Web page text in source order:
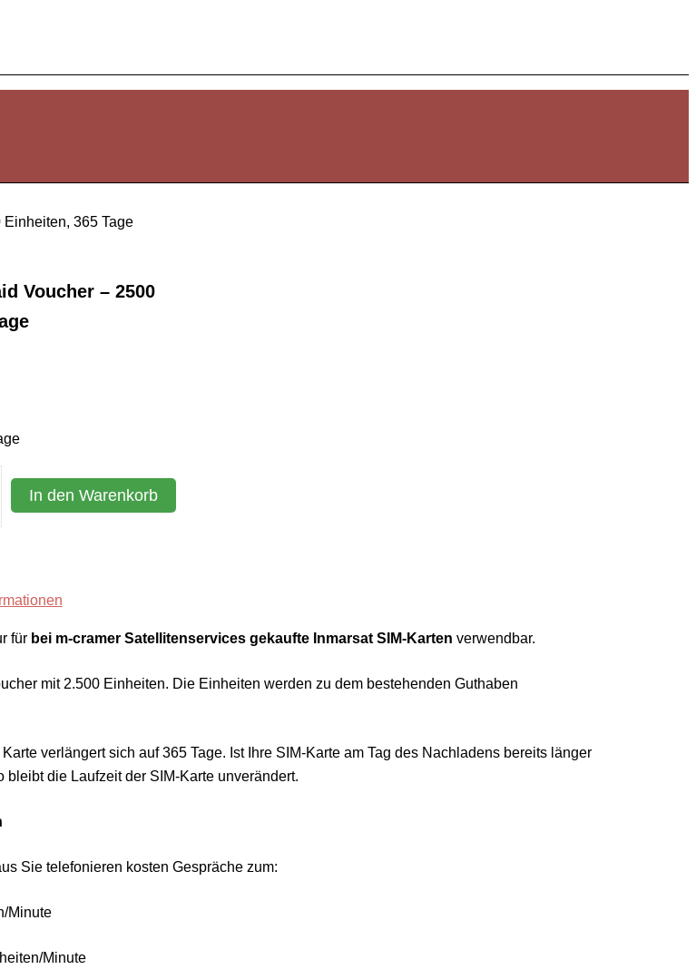
Einheiten, 365 Tage
Voucher – 2500
In den Warenkorb
für bei m-cramer Satellitenservices gekaufte Inmarsat SIM-Karten verwendbar.
mit 2.500 Einheiten. Die Einheiten werden zu dem bestehenden Guthaben
verlängert sich auf 365 Tage. Ist Ihre SIM-Karte am Tag des Nachladens bereits länger
bleibt die Laufzeit der SIM-Karte unverändert.
Sie telefonieren kosten Gespräche zum:
Minute
Minute